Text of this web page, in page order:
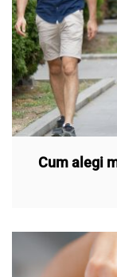
Cum alegi